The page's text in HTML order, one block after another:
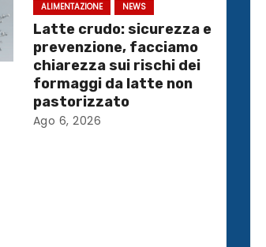
ALIMENTAZIONE NEWS
Latte crudo: sicurezza e
prevenzione, facciamo
chiarezza sui rischi dei
formaggi da latte non
pastorizzato
Ago 6, 2026